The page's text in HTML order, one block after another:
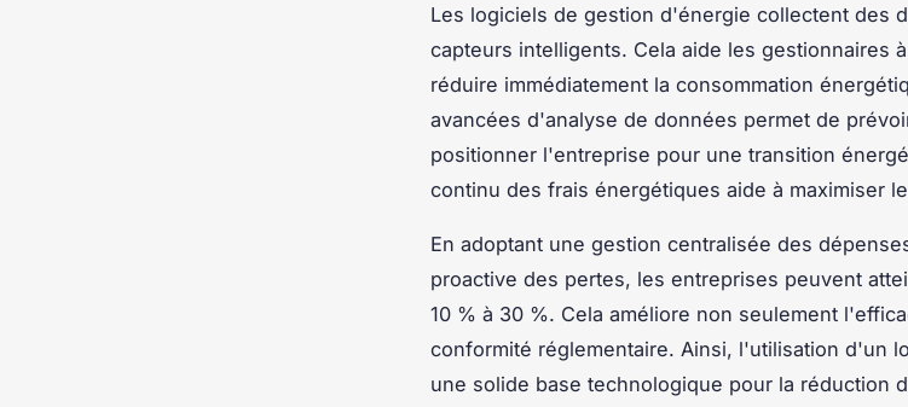
Les logiciels de gestion d'énergie collectent des
capteurs intelligents. Cela aide les gestionnaires
réduire immédiatement la consommation
avancées d'analyse de données permet de
positionner l'entreprise pour une transition
continu des frais énergétiques aide à maximiser
En adoptant une gestion centralisée des
proactive des pertes, les entreprises peuvent
10 % à 30 %. Cela améliore non seulement
conformité réglementaire. Ainsi, l'utilisation d'un
une solide base technologique pour la réduction